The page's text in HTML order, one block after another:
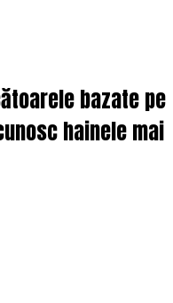
bazate pe
hainele mai